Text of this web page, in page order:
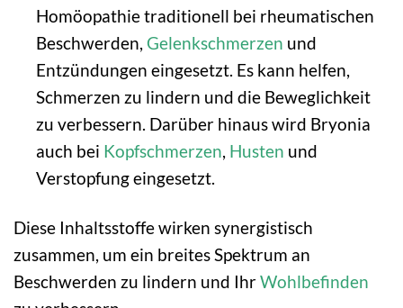
Homöopathie traditionell bei rheumatischen
Beschwerden, Gelenkschmerzen und
Entzündungen eingesetzt. Es kann helfen,
Schmerzen zu lindern und die Beweglichkeit
zu verbessern. Darüber hinaus wird Bryonia
auch bei Kopfschmerzen Husten und
Verstopfung eingesetzt.
Diese Inhaltsstoffe wirken synergistisch
zusammen, um ein breites Spektrum an
Beschwerden zu lindern und IhrWohlbefinden